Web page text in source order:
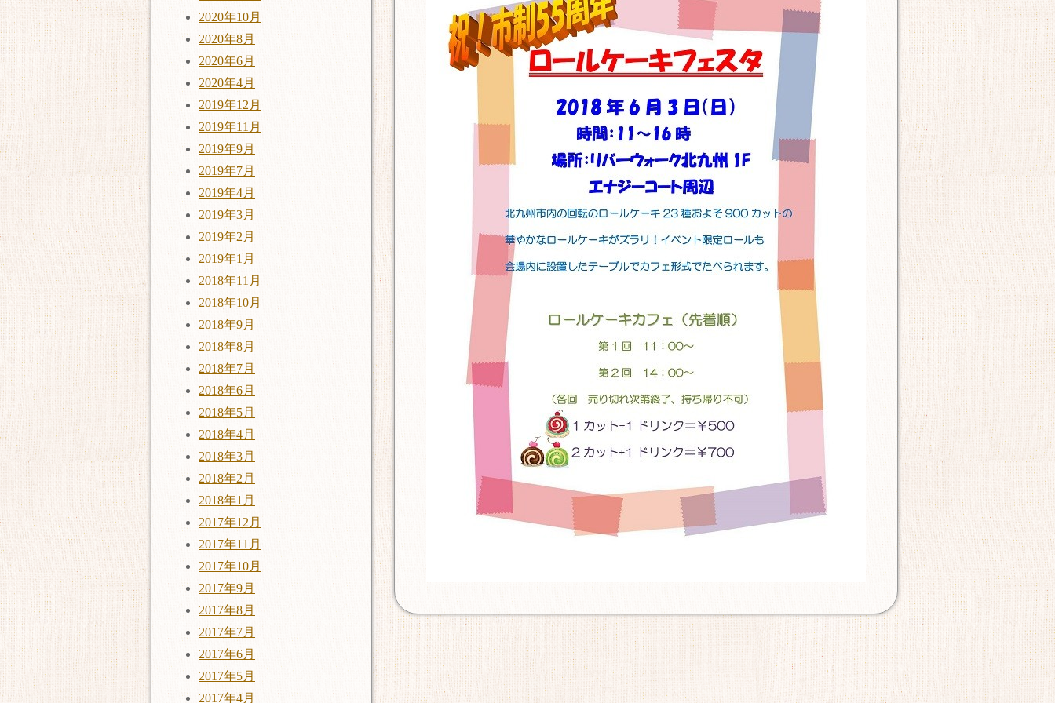
2020年10月
2020年8月
2020年6月
2020年4月
2019年12月
2019年11月
2019年9月
2019年7月
2019年4月
2019年3月
2019年2月
2019年1月
2018年11月
2018年10月
2018年9月
2018年8月
2018年7月
2018年6月
2018年5月
2018年4月
2018年3月
2018年2月
2018年1月
2017年12月
2017年11月
2017年10月
2017年9月
2017年8月
2017年7月
2017年6月
2017年5月
2017年4月